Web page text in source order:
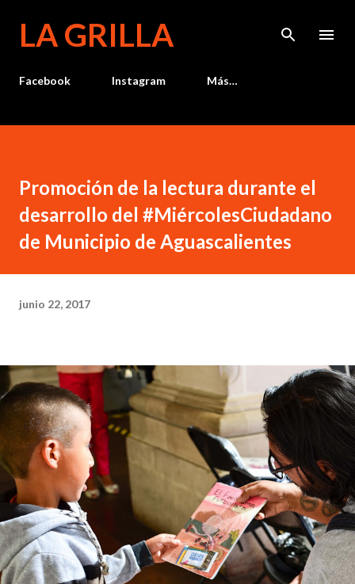
LA GRILLA
Facebook Instagram Más…
Promoción de la lectura durante el
desarrollo del #MiércolesCiudadano
de Municipio de Aguascalientes
junio 22, 2017